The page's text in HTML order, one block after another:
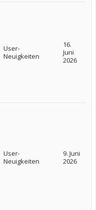
User-
Neuigkeiten
16.
Juni
2026
User-
Neuigkeiten
9. Juni
2026